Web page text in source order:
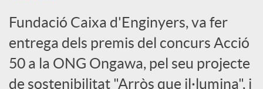
e
s
Fundació Caixa d'Enginyers, va fer
entrega dels premis del concurs Acció
50 a la ONG Ongawa, pel seu projecte
de sostenibilitat "Arròs que il·lumina", i